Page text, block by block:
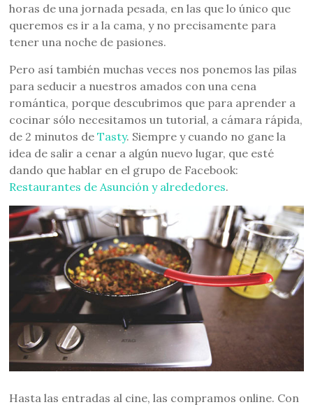
horas de una jornada pesada, en las que lo único que
queremos es ir a la cama, y no precisamente para
tener una noche de pasiones.
Pero así también muchas veces nos ponemos las pilas
para seducir a nuestros amados con una cena
romántica, porque descubrimos que para aprender a
cocinar sólo necesitamos un tutorial, a cámara rápida,
de 2 minutos deTasty. Siempre y cuando no gane la
idea de salir a cenar a algún nuevo lugar, que esté
dando que hablar en el grupo de Facebook:
Restaurantes de Asunción y alrededores.
Hasta las entradas al cine, las compramos online. Con